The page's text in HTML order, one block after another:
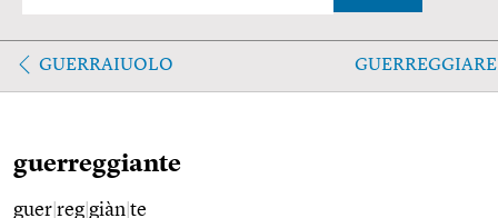
GUERRAIUOLO GUERREGGIARE
guerreggiante
guer reg giàn te